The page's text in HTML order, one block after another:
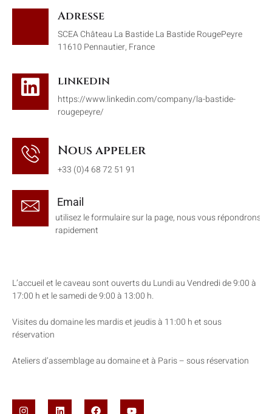
Adresse
SCEA Château La Bastide La Bastide RougePeyre
11610 Pennautier, France
linkedin
https://www.linkedin.com/company/la-bastide-
rougepeyre/
Nous appeler
+33 (0)4 68 72 51 91
Email
utilisez le formulaire sur la page, nous vous répondrons
rapidement
L’accueil et le caveau sont ouverts du Lundi au Vendredi de 9:00 à
17:00 h et le samedi de 9:00 à 13:00 h.
Visites du domaine les mardis et jeudis à 11:00 h et sous
réservation
Ateliers d’assemblage au domaine et à Paris – sous réservation
I
n
L
i
F
a
Y
o